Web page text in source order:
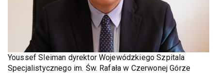
Youssef Sleiman dyrektor Wojewódzkiego Szpitala
Specjalistycznego im. Św. Rafała w Czerwonej Górze